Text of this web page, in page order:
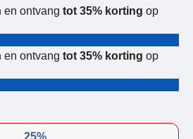
en ontvang tot 35% korting op
en ontvang tot 35% korting op
25%